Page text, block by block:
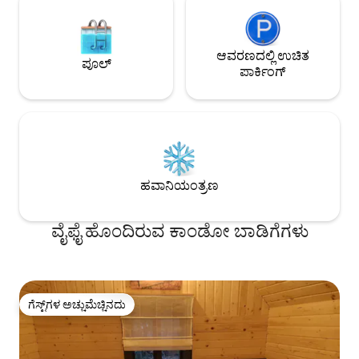
ಪೂಲ್
ಆವರಣದಲ್ಲಿ ಉಚಿತ
ಪಾರ್ಕಿಂಗ್
ಹವಾನಿಯಂತ್ರಣ
ವೈಫೈ ಹೊಂದಿರುವ ಕಾಂಡೋ ಬಾಡಿಗೆಗಳು
ಗೆಸ್ಟ್‌ಗಳ ಅಚ್ಚುಮೆಚ್ಚಿನದು
ಗೆಸ್ಟ್‌ಗಳ ಅಚ್ಚುಮೆಚ್ಚಿನದು